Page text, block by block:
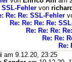
SSL-Fehler von richard
Re: Re: SSL-Fehler
Re: Re: Re: Re:
Re: Re: Re:
Re: Re:
Re:
am 9.12.20, 23:25